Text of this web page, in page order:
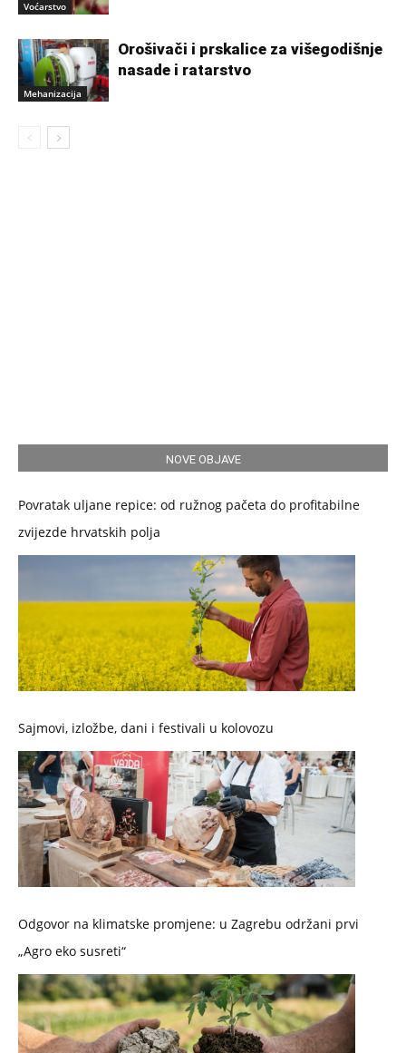
Voćarstvo
Mehanizacija
Orošivači i prskalice za višegodišnje
nasade i ratarstvo
NOVE OBJAVE
Povratak uljane repice: od ružnog pačeta do profitabilne
zvijezde hrvatskih polja
Sajmovi, izložbe, dani i festivali u kolovozu
Odgovor na klimatske promjene: u Zagrebu održani prvi
„Agro eko susreti“